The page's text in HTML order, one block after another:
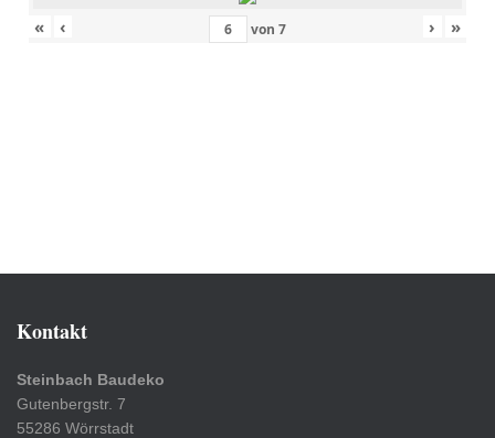
« ‹ von 7 › »
Kontakt
Steinbach Baudeko
Gutenbergstr. 7
55286 Wörrstadt